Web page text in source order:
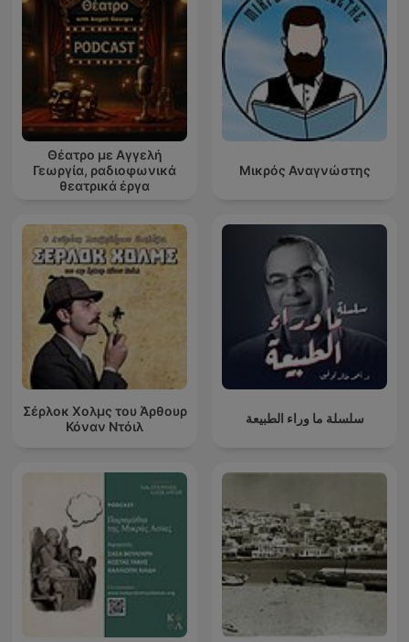
Θέατρο με Αγγελή
Γεωργία, ραδιοφωνικά
θεατρικά έργα
Μικρός Αναγνώστης
Σέρλοκ Χολμς του Άρθουρ
Κόναν Ντόιλ
سلسلة ما وراء الطبيعة